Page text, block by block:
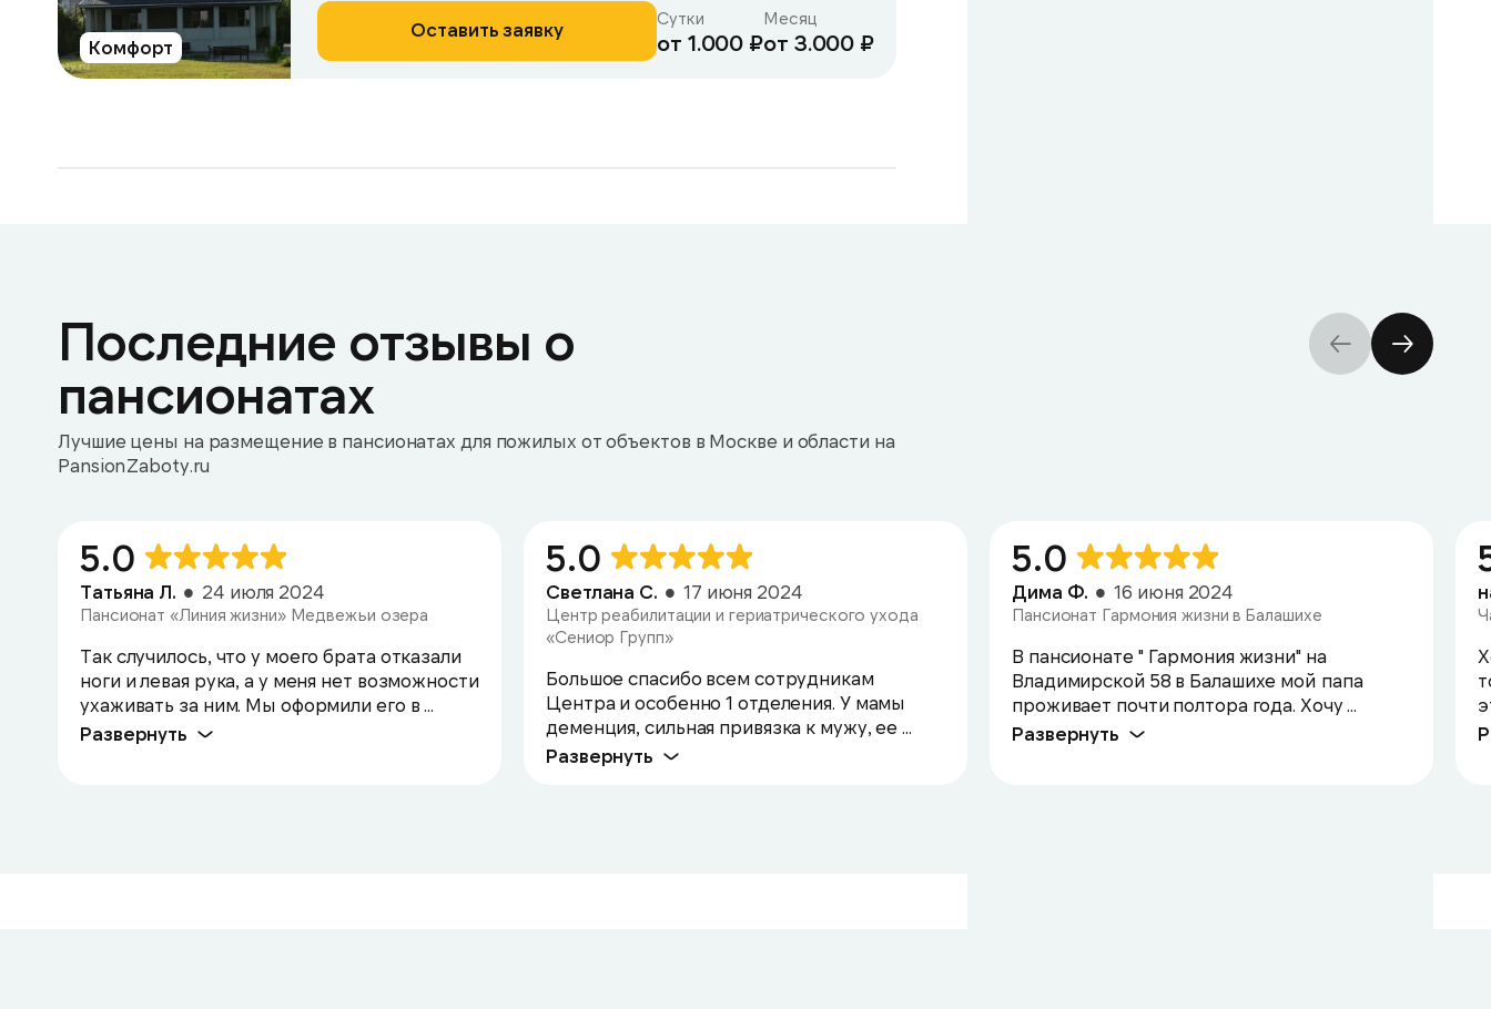
Комфорт
Оставить заявку Сутки
от 1.000 ₽
Месяц
от 3.000 ₽
Последние отзывы о
пансионатах
Лучшие цены на размещение в пансионатах для пожилых от объектов в Москве и области на
PansionZaboty.ru
5.0
Татьяна Л. 24 июля 2024
Пансионат «Линия жизни» Медвежьи озера
Так случилось, что у моего брата отказали
ноги и левая рука, а у меня нет возможности
ухаживать за ним. Мы оформили его в ...
Развернуть
5.0
Светлана С. 17 июня 2024
Центр реабилитации и гериатрического ухода
«Сениор Групп»
Большое спасибо всем сотрудникам
Центра и особенно 1 отделения. У мамы
деменция, сильная привязка к мужу, ее ...
Развернуть
5.0
Дима Ф. 16 июня 2024
Пансионат Гармония жизни в Балашихе
В пансионате " Гармония жизни" на
Владимирской 58 в Балашихе мой папа
проживает почти полтора года. Хочу ...
Развернуть